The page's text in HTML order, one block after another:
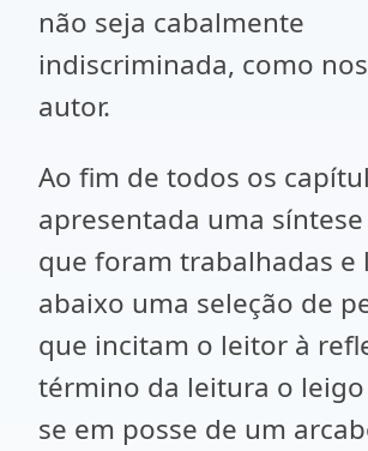
não seja cabalmente
indiscriminada, como
autor.
Ao fim de todos os
apresentada uma
que foram trabalhadas e
abaixo uma seleção de
que incitam o leitor à
término da leitura o
se em posse de um